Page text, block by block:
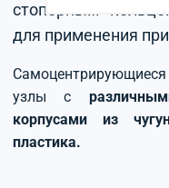
стопорным
для применения
узлы с
корпусами из
пластика.